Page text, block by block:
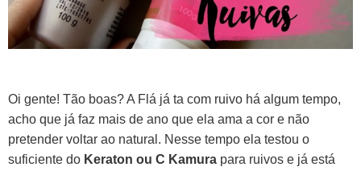
Oi gente! Tão boas? A Flá já ta com ruivo há algum tempo,
acho que já faz mais de ano que ela ama a cor e não
pretender voltar ao natural. Nesse tempo ela testou o
suficiente do Keraton ou C Kamura para ruivos e já está